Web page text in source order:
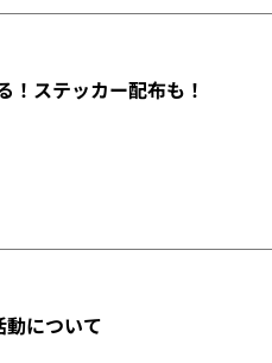
！ステッカー配布も！
について